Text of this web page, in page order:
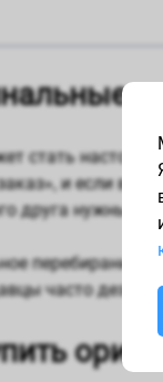
стать
и если
друга нужны
перебирание
часто